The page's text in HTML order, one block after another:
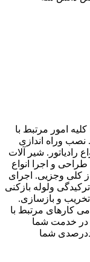
کلیه امور مرتبط با
نصب وراه اندازی
رادیاتور. شیر آلات
و اجرا انواع
کلی وجزیی. اجرای
ولوله بازکنی
و بازسازی.
کارهای مرتبط با
در خدمت شما
شما